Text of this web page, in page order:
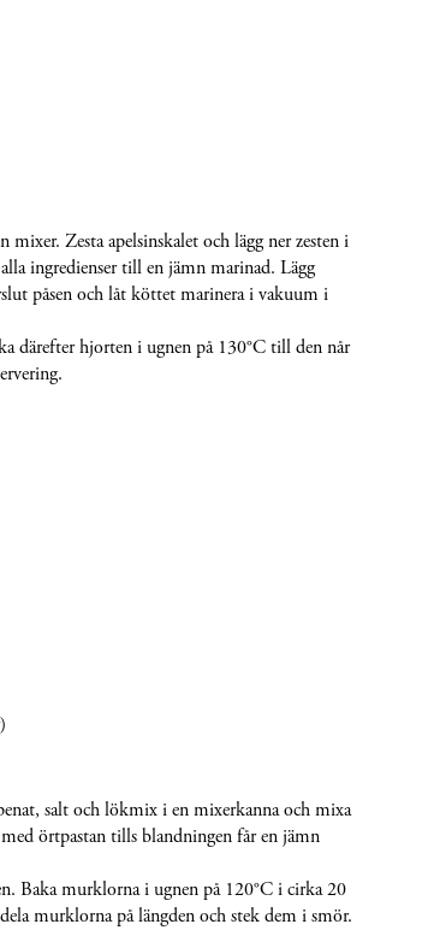
Zesta apelsinskalet och lägg ner zesten i
ingredienser till en jämn marinad. Lägg
påsen och låt köttet marinera i vakuum i
därefter hjorten i ugnen på 130°C till den når
salt och lökmix i en mixerkanna och mixa
örtpastan tills blandningen får en jämn
Baka murklorna i ugnen på 120°C i cirka 20
murklorna på längden och stek dem i smör.